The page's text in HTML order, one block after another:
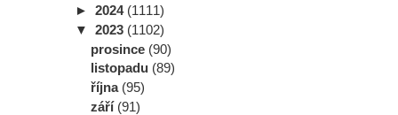
► 2024 (1111)
▼ 2023 (1102)
prosince (90)
listopadu (89)
října (95)
září (91)